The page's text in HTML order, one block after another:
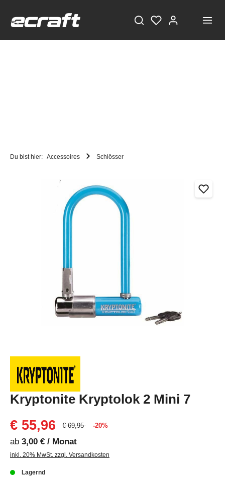
Du bist hier: Accessoires Schlösser
Kryptonite Kryptolok 2 Mini 7
€ 55,96
€ 69,95 -20%
ab 3,00 € / Monat
inkl. 20% MwSt. zzgl. Versandkosten
Lagernd